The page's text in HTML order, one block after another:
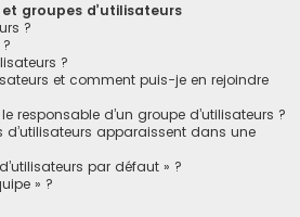
groupes d’utilisateurs
?
?
et comment puis-je en rejoindre
responsable d’un groupe d’utilisateurs ?
d’utilisateurs apparaissent dans une
par défaut » ?
» ?